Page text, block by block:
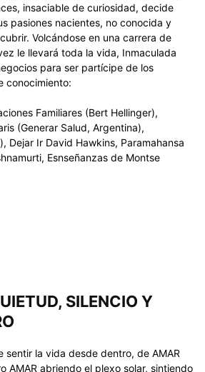
insaciable de curiosidad, decide
pasiones nacientes, no conocida y
Volcándose en una carrera de
le llevará toda la vida, Inmaculada
para ser partícipe de los
conocimiento:
Familiares (Bert Hellinger),
(Generar Salud, Argentina),
Dejar Ir David Hawkins, Paramahansa
Esnseñanzas de Montse
SILENCIO Y
sentir la vida desde dentro, de AMAR
AMAR abriendo el plexo solar, sintiendo